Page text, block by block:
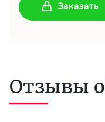
Заказать
Отзывы о